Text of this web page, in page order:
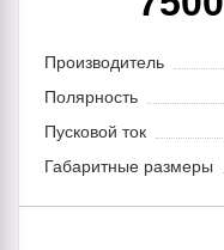
Производитель
Полярность
Пусковой ток
Габаритные размеры